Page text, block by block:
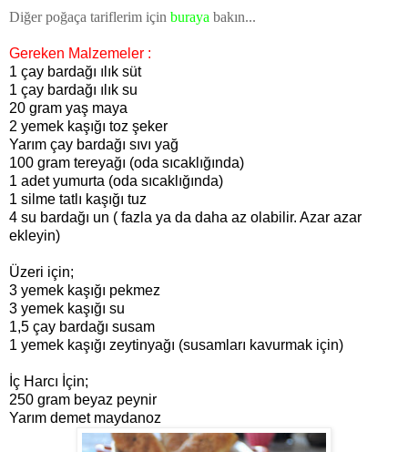
Diğer poğaça tariflerim için buraya bakın...
Gereken Malzemeler :
1 çay bardağı ılık süt
1 çay bardağı ılık su
20 gram yaş maya
2 yemek kaşığı toz şeker
Yarım çay bardağı sıvı yağ
100 gram tereyağı (oda sıcaklığında)
1 adet yumurta (oda sıcaklığında)
1 silme tatlı kaşığı tuz
4 su bardağı un ( fazla ya da daha az olabilir. Azar azar
ekleyin)
Üzeri için;
3 yemek kaşığı pekmez
3 yemek kaşığı su
1,5 çay bardağı susam
1 yemek kaşığı zeytinyağı (susamları kavurmak için)
İç Harcı İçin;
250 gram beyaz peynir
Yarım demet maydanoz